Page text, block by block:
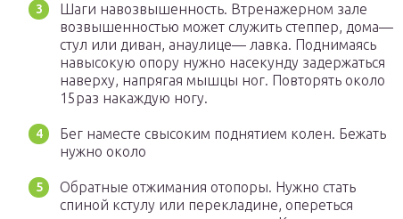
Шаги навозвышенность. Втренажерном зале
возвышенностью может служить степпер, дома—
стул или диван, анаулице— лавка. Поднимаясь
навысокую опору нужно насекунду задержаться
наверху, напрягая мышцы ног. Повторять около
15раз накаждую ногу.
Бег наместе свысоким поднятием колен. Бежать
нужно около
Обратные отжимания отопоры. Нужно стать
спиной кстулу или перекладине, опереться